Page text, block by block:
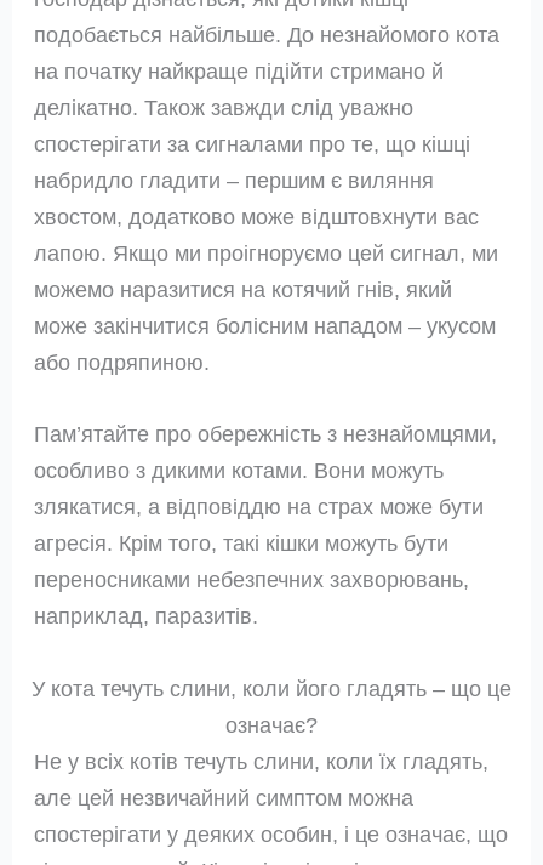
подобається найбільше. До незнайомого кота
на початку найкраще підійти стримано й
делікатно. Також завжди слід уважно
спостерігати за сигналами про те, що кішці
набридло гладити – першим є виляння
хвостом, додатково може відштовхнути вас
лапою. Якщо ми проігноруємо цей сигнал, ми
можемо наразитися на котячий гнів, який
може закінчитися болісним нападом – укусом
або подряпиною.
Пам’ятайте про обережність з незнайомцями,
особливо з дикими котами. Вони можуть
злякатися, а відповіддю на страх може бути
агресія. Крім того, такі кішки можуть бути
переносниками небезпечних захворювань,
наприклад, паразитів.
У кота течуть слини, коли його гладять – що це
означає?
Не у всіх котів течуть слини, коли їх гладять,
але цей незвичайний симптом можна
спостерігати у деяких особин, і це означає, що